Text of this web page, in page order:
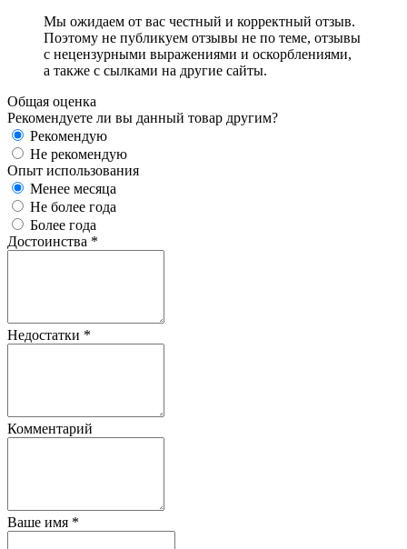
Мы ожидаем от вас честный и корректный отзыв.
Поэтому не публикуем отзывы не по теме, отзывы
с нецензурными выражениями и оскорблениями,
а также с сылками на другие сайты.
Общая оценка
Рекомендуете ли вы данный товар другим?
Рекомендую
Не рекомендую
Опыт использования
Менее месяца
Не более года
Более года
Достоинства *
Недостатки *
Комментарий
Ваше имя *